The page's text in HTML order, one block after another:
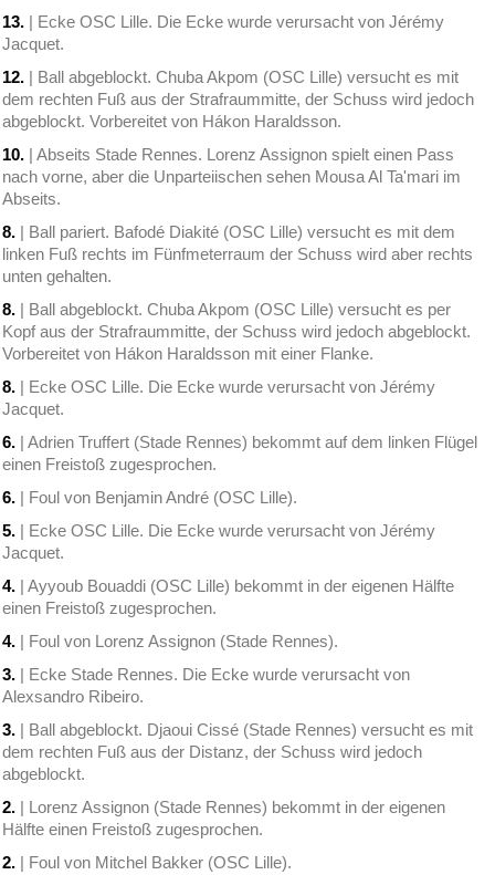
13. | Ecke OSC Lille. Die Ecke wurde verursacht von Jérémy
Jacquet.
12. | Ball abgeblockt. Chuba Akpom (OSC Lille) versucht es mit
dem rechten Fuß aus der Strafraummitte, der Schuss wird jedoch
abgeblockt. Vorbereitet von Hákon Haraldsson.
10. | Abseits Stade Rennes. Lorenz Assignon spielt einen Pass
nach vorne, aber die Unparteiischen sehen Mousa Al Ta'mari im
Abseits.
8. | Ball pariert. Bafodé Diakité (OSC Lille) versucht es mit dem
linken Fuß rechts im Fünfmeterraum der Schuss wird aber rechts
unten gehalten.
8. | Ball abgeblockt. Chuba Akpom (OSC Lille) versucht es per
Kopf aus der Strafraummitte, der Schuss wird jedoch abgeblockt.
Vorbereitet von Hákon Haraldsson mit einer Flanke.
8. | Ecke OSC Lille. Die Ecke wurde verursacht von Jérémy
Jacquet.
6. | Adrien Truffert (Stade Rennes) bekommt auf dem linken Flügel
einen Freistoß zugesprochen.
6. | Foul von Benjamin André (OSC Lille).
5. | Ecke OSC Lille. Die Ecke wurde verursacht von Jérémy
Jacquet.
4. | Ayyoub Bouaddi (OSC Lille) bekommt in der eigenen Hälfte
einen Freistoß zugesprochen.
4. | Foul von Lorenz Assignon (Stade Rennes).
3. | Ecke Stade Rennes. Die Ecke wurde verursacht von
Alexsandro Ribeiro.
3. | Ball abgeblockt. Djaoui Cissé (Stade Rennes) versucht es mit
dem rechten Fuß aus der Distanz, der Schuss wird jedoch
abgeblockt.
2. | Lorenz Assignon (Stade Rennes) bekommt in der eigenen
Hälfte einen Freistoß zugesprochen.
2. | Foul von Mitchel Bakker (OSC Lille).